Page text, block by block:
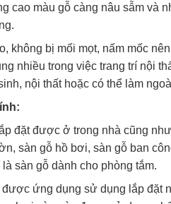
cao màu gỗ càng nâu sẫm và
không bị mối mọt, nấm mốc
nhiều trong việc trang trí nội
nội thất hoặc có thể làm
đặt được ở trong nhà cũng
sàn gỗ hồ bơi, sàn gỗ ban
sàn gỗ dành cho phòng tắm.
ứng dụng sử dụng lắp đặt